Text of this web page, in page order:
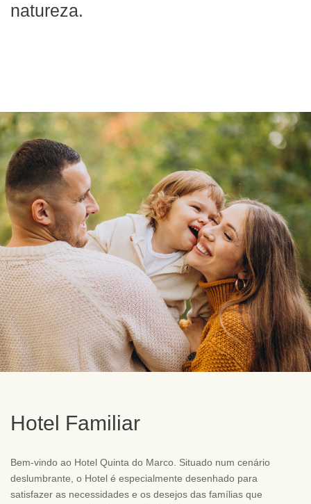
natureza.
Hotel Familiar
Bem-vindo ao Hotel Quinta do Marco. Situado num cenário
deslumbrante, o Hotel é especialmente desenhado para
satisfazer as necessidades e os desejos das famílias que